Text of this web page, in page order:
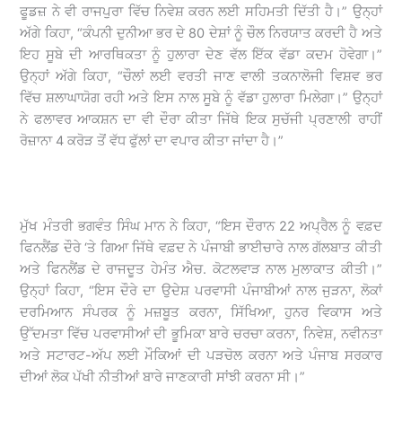
ਫੂਡਜ਼ ਨੇ ਵੀ ਰਾਜਪੁਰਾ ਵਿੱਚ ਨਿਵੇਸ਼ ਕਰਨ ਲਈ ਸਹਿਮਤੀ ਦਿੱਤੀ ਹੈ।” ਉਨ੍ਹਾਂ
ਅੱਗੇ ਕਿਹਾ, “ਕੰਪਨੀ ਦੁਨੀਆ ਭਰ ਦੇ 80 ਦੇਸ਼ਾਂ ਨੂੰ ਚੌਲ ਨਿਰਯਾਤ ਕਰਦੀ ਹੈ ਅਤੇ
ਇਹ ਸੂਬੇ ਦੀ ਆਰਥਿਕਤਾ ਨੂੰ ਹੁਲਾਰਾ ਦੇਣ ਵੱਲ ਇੱਕ ਵੱਡਾ ਕਦਮ ਹੋਵੇਗਾ।”
ਉਨ੍ਹਾਂ ਅੱਗੇ ਕਿਹਾ, “ਚੌਲਾਂ ਲਈ ਵਰਤੀ ਜਾਣ ਵਾਲੀ ਤਕਨਾਲੋਜੀ ਵਿਸ਼ਵ ਭਰ
ਵਿੱਚ ਸ਼ਲਾਘਾਯੋਗ ਰਹੀ ਅਤੇ ਇਸ ਨਾਲ ਸੂਬੇ ਨੂੰ ਵੱਡਾ ਹੁਲਾਰਾ ਮਿਲੇਗਾ।” ਉਨ੍ਹਾਂ
ਨੇ ਫਲਾਵਰ ਆਕਸ਼ਨ ਦਾ ਵੀ ਦੌਰਾ ਕੀਤਾ ਜਿੱਥੇ ਇਕ ਸੁਚੱਜੀ ਪ੍ਰਣਾਲੀ ਰਾਹੀਂ
ਰੋਜ਼ਾਨਾ 4 ਕਰੋੜ ਤੋਂ ਵੱਧ ਫੁੱਲਾਂ ਦਾ ਵਪਾਰ ਕੀਤਾ ਜਾਂਦਾ ਹੈ।”
ਮੁੱਖ ਮੰਤਰੀ ਭਗਵੰਤ ਸਿੰਘ ਮਾਨ ਨੇ ਕਿਹਾ, “ਇਸ ਦੌਰਾਨ 22 ਅਪ੍ਰੈਲ ਨੂੰ ਵਫ਼ਦ
ਫਿਨਲੈਂਡ ਦੌਰੇ ‘ਤੇ ਗਿਆ ਜਿੱਥੇ ਵਫ਼ਦ ਨੇ ਪੰਜਾਬੀ ਭਾਈਚਾਰੇ ਨਾਲ ਗੱਲਬਾਤ ਕੀਤੀ
ਅਤੇ ਫਿਨਲੈਂਡ ਦੇ ਰਾਜਦੂਤ ਹੇਮੰਤ ਐਚ. ਕੋਟਲਵਾੜ ਨਾਲ ਮੁਲਾਕਾਤ ਕੀਤੀ।”
ਉਨ੍ਹਾਂ ਕਿਹਾ, “ਇਸ ਦੌਰੇ ਦਾ ਉਦੇਸ਼ ਪਰਵਾਸੀ ਪੰਜਾਬੀਆਂ ਨਾਲ ਜੁੜਨਾ, ਲੋਕਾਂ
ਦਰਮਿਆਨ ਸੰਪਰਕ ਨੂੰ ਮਜ਼ਬੂਤ ਕਰਨਾ, ਸਿੱਖਿਆ, ਹੁਨਰ ਵਿਕਾਸ ਅਤੇ
ਉੱਦਮਤਾ ਵਿੱਚ ਪਰਵਾਸੀਆਂ ਦੀ ਭੂਮਿਕਾ ਬਾਰੇ ਚਰਚਾ ਕਰਨਾ, ਨਿਵੇਸ਼, ਨਵੀਨਤਾ
ਅਤੇ ਸਟਾਰਟ-ਅੱਪ ਲਈ ਮੌਕਿਆਂ ਦੀ ਪੜਚੋਲ ਕਰਨਾ ਅਤੇ ਪੰਜਾਬ ਸਰਕਾਰ
ਦੀਆਂ ਲੋਕ ਪੱਖੀ ਨੀਤੀਆਂ ਬਾਰੇ ਜਾਣਕਾਰੀ ਸਾਂਝੀ ਕਰਨਾ ਸੀ।”